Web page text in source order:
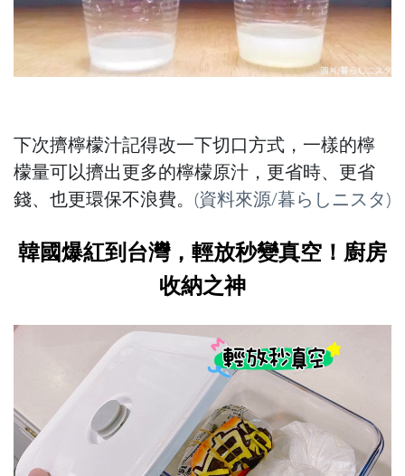
下次擠檸檬汁記得改一下切口方式，一樣的檸
檬量可以擠出更多的檸檬原汁，更省時、更省
錢、也更環保不浪費。 (資料來源/暮らしニスタ)
韓國爆紅到台灣，輕放秒變真空！廚房
收納之神